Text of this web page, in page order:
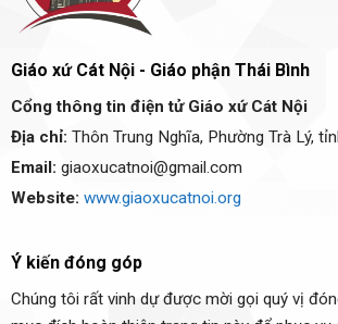
Giáo xứ Cát Nội - Giáo phận Thái Bình
Cổng thông tin điện tử Giáo xứ Cát Nội
Địa chỉ: Thôn Trung Nghĩa, Phường Trà Lý,
Email: giaoxucatnoi@gmail.com
Website: www.giaoxucatnoi.org
Ý kiến đóng góp
Chúng tôi rất vinh dự được mời gọi quý vị